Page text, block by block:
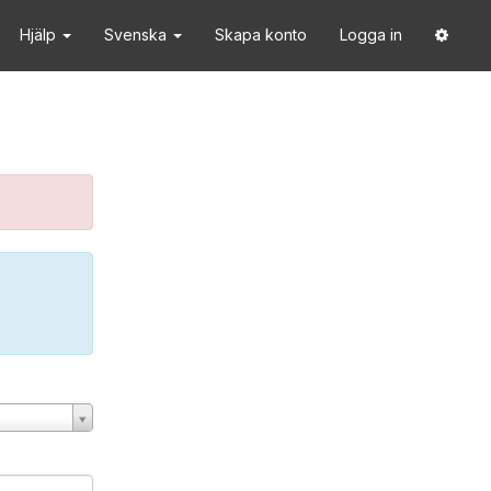
Hjälp Svenska Skapa konto Logga in